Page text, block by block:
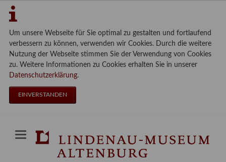
Um unsere Webseite für Sie optimal zu gestalten und fortlaufend
verbessern zu können, verwenden wir Cookies. Durch die weitere
Nutzung der Webseite stimmen Sie der Verwendung von Cookies
zu. Weitere Informationen zu Cookies erhalten Sie in unserer
Datenschutzerklärung.
EINVERSTANDEN